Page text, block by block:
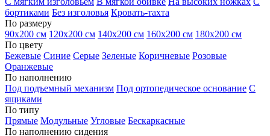
бортиками Без изголовья Кровать-тахта
По размеру
90х200 см 120х200 см 140х200 см 160х200 см 180х200 см
По цвету
Бежевые Синие Серые Зеленые Коричневые Розовые
Оранжевые
По наполнению
Под подъемный механизм Под ортопедическое основание С
ящиками
По типу
Прямые Модульные Угловые Бескаркасные
По наполнению сидения